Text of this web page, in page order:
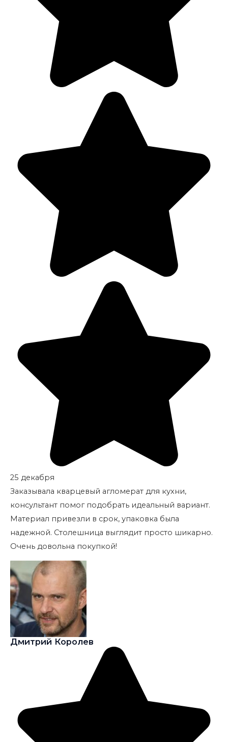
25 декабря
Заказывала кварцевый агломерат для кухни,
консультант помог подобрать идеальный вариант.
Материал привезли в срок, упаковка была
надежной. Столешница выглядит просто шикарно.
Очень довольна покупкой!
Дмитрий Королев